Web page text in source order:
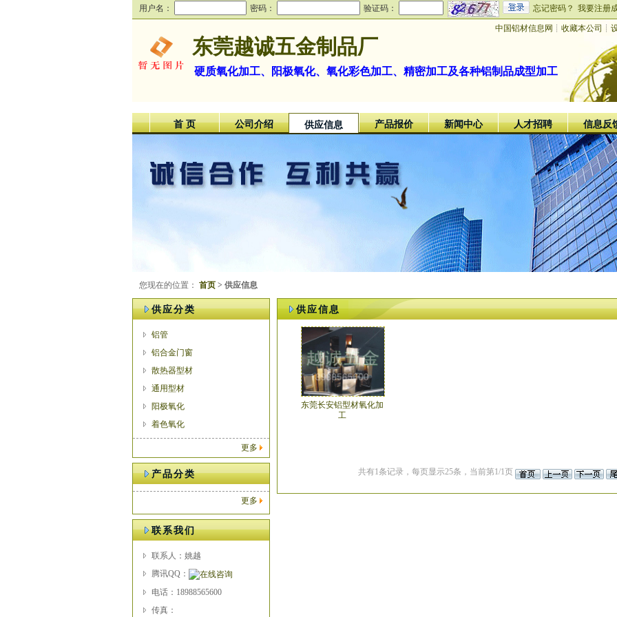
用户名： 密码： 验证码： 忘记密码？ 我要注册
中国铝材信息网 ┊ 收藏本公司 ┊
东莞越诚五金制品厂
硬质氧化加工、阳极氧化、氧化彩色加工、精密加工及各种铝制品成型加工
首 页 公司介绍 供应信息 产品报价 新闻中心 人才招聘 信息反
您现在的位置： 首页 > 供应信息
供应分类
铝管
铝合金门窗
散热器型材
通用型材
阳极氧化
着色氧化
更多
产品分类
更多
联系我们
联系人：姚越
腾讯QQ：
电话：18988565600
传真：
供应信息
东莞长安铝型材氧化加
工
共有1条记录，每页显示25条，当前第1/1页